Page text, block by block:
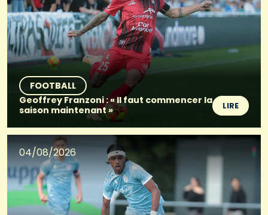
FOOTBALL
Geoffrey Franzoni : « Il faut commencer la
saison maintenant »
LIRE
04/08/2026